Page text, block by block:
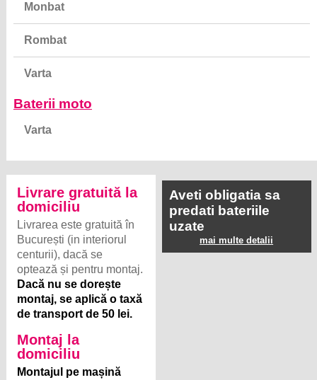
Monbat
Rombat
Varta
Baterii moto
Varta
Livrare gratuită la
domiciliu
Livrarea este gratuită în
București (in interiorul
centurii), dacă se
optează și pentru montaj.
Dacă nu se dorește
montaj, se aplică o taxă
de transport de 50 lei.
Montaj la
domiciliu
Montajul pe mașină
Aveti obligatia sa
predati bateriile
uzate
mai multe detalii